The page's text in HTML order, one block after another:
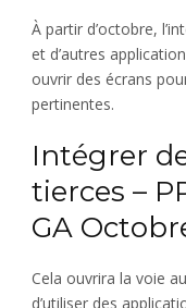
À partir d’octobre,
et d’autres
ouvrir des écrans
pertinentes.
Intégrer
tierces –
GA
Cela ouvrira la voie
d’utiliser des